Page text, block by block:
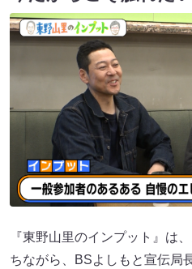
『東野山里のインプット』は
ちながら、BSよしもと宣伝局